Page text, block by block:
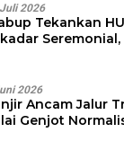
2026
Tekankan
2026
Ancam Jalur
Genjot